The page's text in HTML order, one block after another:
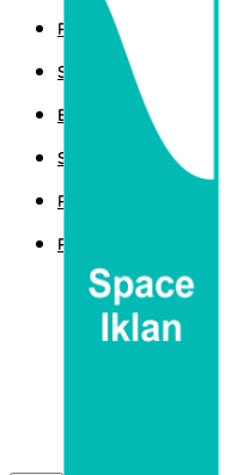
POLITIK
SPORT
EKBIS
SAINTEK
PEMERINTAHAN
PARLEMEN